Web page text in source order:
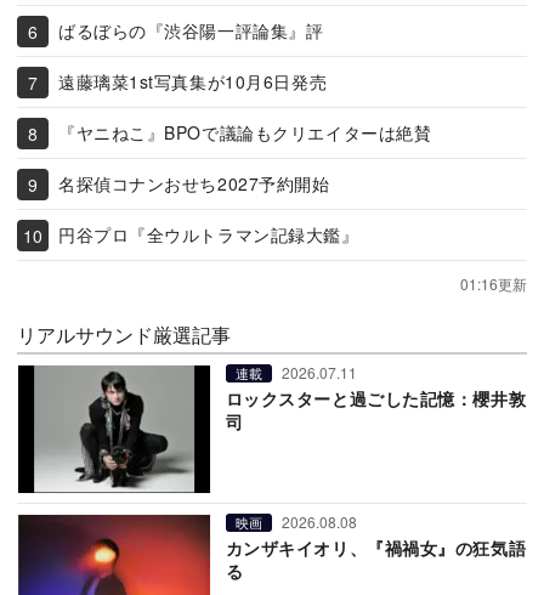
ばるぼらの『渋谷陽一評論集』評
遠藤璃菜1st写真集が10月6日発売
『ヤニねこ』BPOで議論もクリエイターは絶賛
名探偵コナンおせち2027予約開始
円谷プロ『全ウルトラマン記録大鑑』
01:16更新
リアルサウンド厳選記事
連載 2026.07.11
ロックスターと過ごした記憶：櫻井敦
司
映画 2026.08.08
カンザキイオリ、『禍禍女』の狂気語
る